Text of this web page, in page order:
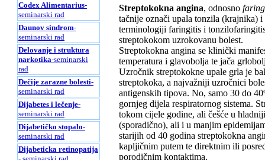
Codex Alimentarius-
seminarski rad
Daunov sindrom-
seminarski rad
Delovanje i struktura
narkotika-seminarski
rad
Dečije zarazne bolesti-
seminarski rad
Dijabetes i lečenje-
seminarski rad
Dijabetičko stopalo-
seminarski rad
Dijabeticka retinopatija
Streptokokna angina, odnosno
tačnije označi upala tonzila (krajnika)
terminologiji faringitis i
streptokokom uzrokovanu bolest.
Streptokokna angina se klinički
temperatura i glavobolja te jača
Uzročnik streptokokne upale grla je
streptokoka, a najvažniji uzročnici
antigenskih tipova. No, samo 30 do
gornjeg dijela respiratornog sistema.
tokom cijele godine, ali češće u
(sporadično), ali i u manjim
starijih od 40 godina streptokokna
kapljičnim putem te direktnim ili
porodičnim kontaktima.